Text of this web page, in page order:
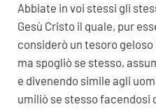
Abbiate in voi stessi gli
Gesù Cristo il quale, pur
considerò un tesoro
ma spogliò se stesso,
e divenendo simile agli
umiliò se stesso facendosi